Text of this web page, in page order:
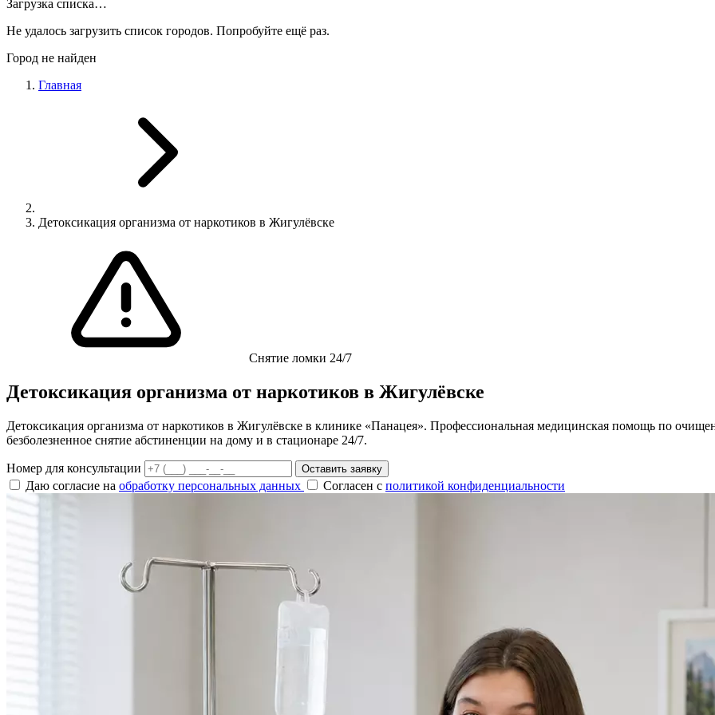
Загрузка списка…
Не удалось загрузить список городов. Попробуйте ещё раз.
Город не найден
Главная
Детоксикация организма от наркотиков в Жигулёвске
Снятие ломки 24/7
Детоксикация организма от наркотиков в Жигулёвске
Детоксикация организма от наркотиков в Жигулёвске в клинике «Панацея». Профессиональная медицинская помощь по
безболезненное снятие абстиненции на дому и в стационаре 24/7.
Номер для консультации Оставить заявку
Даю согласие на обработку персональных данных Согласен с политикой конфиденциальности